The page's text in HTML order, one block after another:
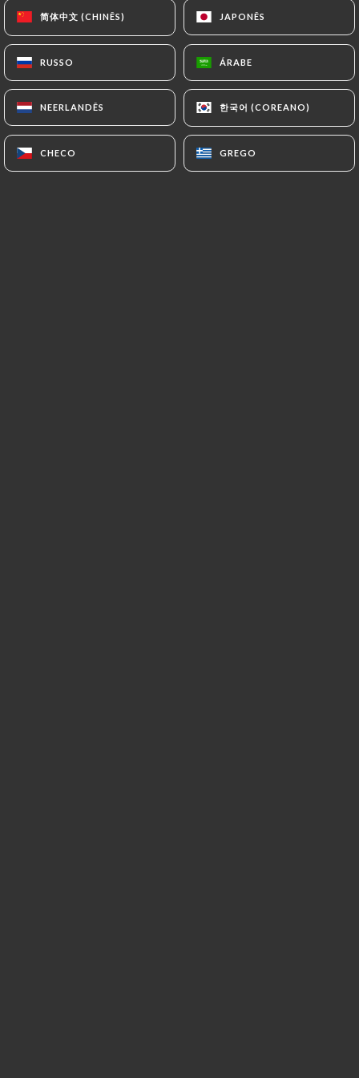
简体中文 (CHINÊS) JAPONÊS
RUSSO ÁRABE
NEERLANDÊS 한국어 (COREANO)
CHECO GREGO
简体中文 (CHINÊS) JAPONÊS
RUSSO ÁRABE
NEERLANDÊS 한국어 (COREANO)
CHECO GREGO